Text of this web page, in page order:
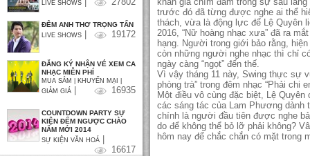
LIVE SHOWS
ĐÊM ANH THƠ TRỌNG TẤN
LIVE SHOWS 19172
ĐĂNG KÝ NHẬN VÉ XEM CA
NHẠC MIỄN PHÍ
MUA SẮM | KHUYẾN MẠI |
GIẢM GIÁ
16935
COUNTDOWN PARTY SỰ
KIỆN ĐẾM NGƯỢC CHÀO
NĂM MỚI 2014
SỰ KIỆN VĂN HOÁ
16617
trước đó đã từng được nghe ai thể
thách, vừa là động lực để Lệ Quyên
2016, “Nữ hoàng nhạc xưa” đã ra
hạng. Người trong giới bảo rằng,
còn những người nghe nhạc thì chỉ
ngày càng “ngọt” đến thế.
Vì vậy tháng 11 này, Swing thực sự
phòng trà” trong đêm nhạc “Phải
Một điều vô cùng đặc biệt, Lệ
các sáng tác của Lam Phương dành
chính là người đầu tiên được nghe
do để không thể bỏ lỡ phải không?
hôm nay để chắc chắn có mặt trong